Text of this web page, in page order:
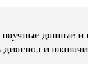
данные и
и